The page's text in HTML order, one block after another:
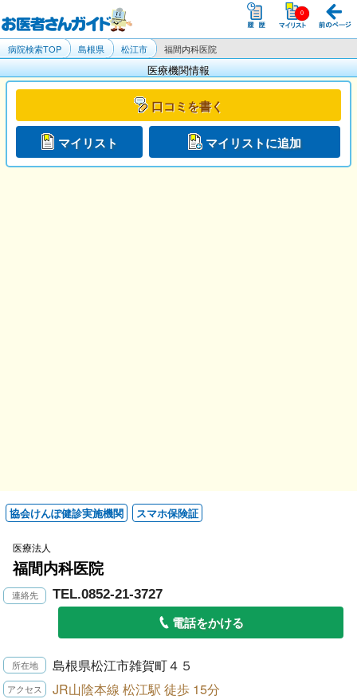
病院検索TOP 島根県 松江市 福間内科医院
医療機関情報
口コミを書く
マイリスト マイリストに追加
協会けんぽ健診実施機関 スマホ保険証
医療法人
福間内科医院
TEL.0852-21-3727
電話をかける
島根県松江市雑賀町４５
JR山陰本線 松江駅 徒歩 15分